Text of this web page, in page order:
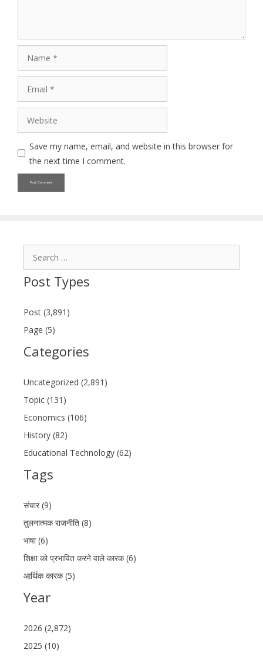
Save my name, email, and website in this browser for
the next time I comment.
Post Types
Post (3,891)
Page (5)
Categories
Uncategorized (2,891)
Topic (131)
Economics (106)
History (82)
Educational Technology (62)
Tags
संचार (9)
तुलनात्मक राजनीति (8)
भाषा (6)
शिक्षा को प्रभावित करने वाले कारक (6)
आर्थिक कारक (5)
Year
2026 (2,872)
2025 (10)